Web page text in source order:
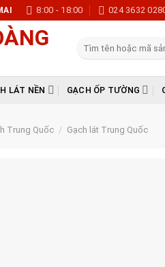
8:00 - 18:00 024 3632
Tìm
LÁT NỀN GẠCH ỐP TƯỜNG
Trung Quốc / Gạch lát Trung Quốc